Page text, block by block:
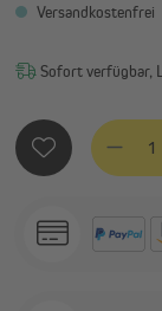
Versandkostenfrei
Sofort verfügbar,
Produkt